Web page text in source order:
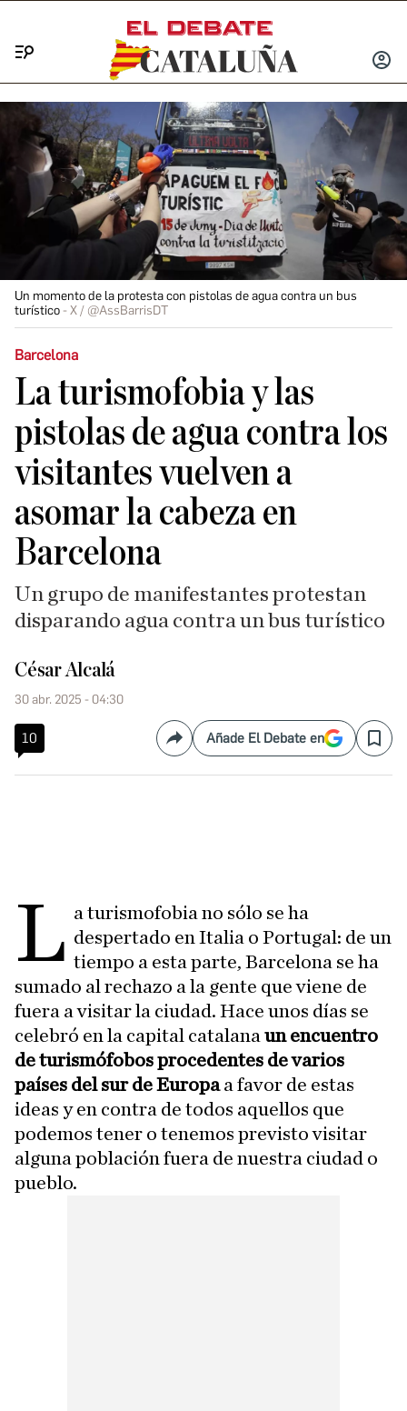
INICIAR
Un momento de la protesta con pistolas de agua contra un bus
turístico
X / @AssBarrisDT
Barcelona
La turismofobia y las
pistolas de agua contra los
visitantes vuelven a
asomar la cabeza en
Barcelona
Un grupo de manifestantes protestan
disparando agua contra un bus turístico
César Alcalá
30 abr. 2025 - 04:30
10 CompartirAñade El Debate en Save
L a turismofobia no sólo se ha
despertado en Italia o Portugal: de un
tiempo a esta parte, Barcelona se ha
sumado al rechazo a la gente que viene de
fuera a visitar la ciudad. Hace unos días se
celebró en la capital catalana un encuentro
de turismófobos procedentes de varios
países del sur de Europaa favor de estas
ideas y en contra de todos aquellos que
podemos tener o tenemos previsto visitar
alguna población fuera de nuestra ciudad o
pueblo.